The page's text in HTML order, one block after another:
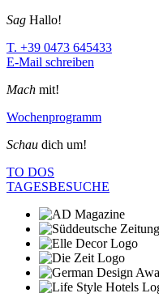
Sag Hallo!
T. +39 0473 645433
E-Mail schreiben
Mach mit!
Wochenprogramm
Schau dich um!
TO DOS
TAGESBESUCHE